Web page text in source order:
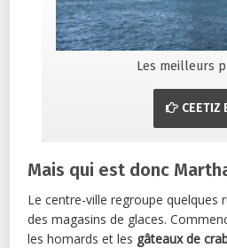
Les meilleurs
CEETIZ
Mais qui est donc
Le centre-ville regroupe quelques
des magasins de glaces.
les homards et les gâteaux de